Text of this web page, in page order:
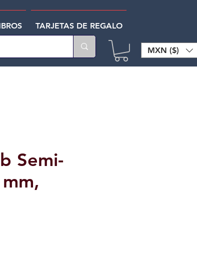
TARJETAS DE REGALO
MXN ($)
Semi-